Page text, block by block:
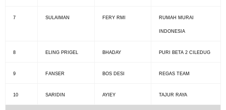
7 SULAIMAN FERY RMI RUMAH MURAI
INDONESIA
8 ELING PRIGEL BHADAY PURI BETA 2 CILEDUG
9 FANSER BOS DESI REGAS TEAM
10 SARIDIN AYIEY TAJUR RAYA